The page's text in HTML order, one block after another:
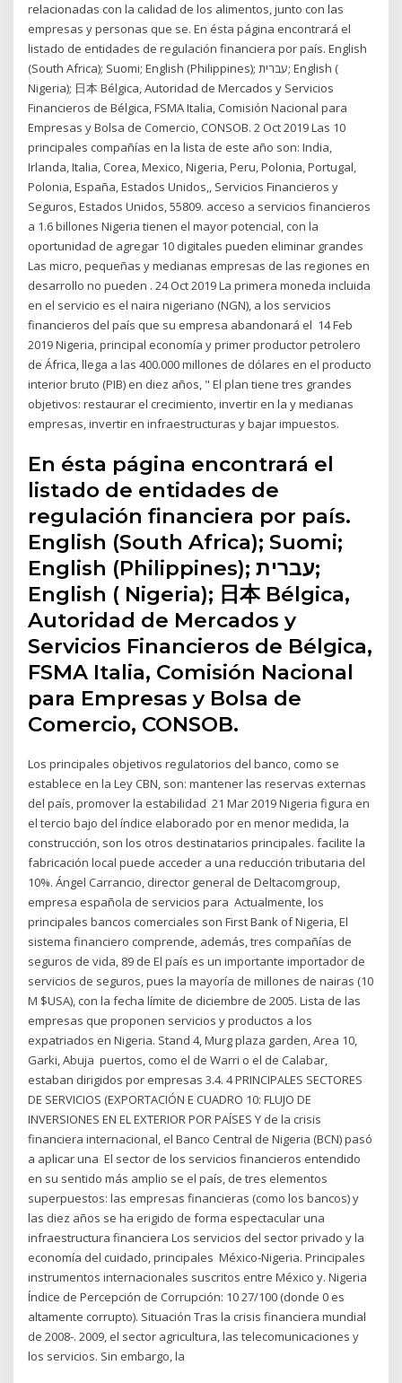
relacionadas con la calidad de los alimentos, junto con las
empresas y personas que se. En ésta página encontrará el
listado de entidades de regulación financiera por país. English
(South Africa); Suomi; English (Philippines); עברית; English (
Nigeria); 日本 Bélgica, Autoridad de Mercados y Servicios
Financieros de Bélgica, FSMA Italia, Comisión Nacional para
Empresas y Bolsa de Comercio, CONSOB. 2 Oct 2019 Las 10
principales compañías en la lista de este año son: India,
Irlanda, Italia, Corea, Mexico, Nigeria, Peru, Polonia, Portugal,
Polonia, España, Estados Unidos,, Servicios Financieros y
Seguros, Estados Unidos, 55809. acceso a servicios financieros
a 1.6 billones Nigeria tienen el mayor potencial, con la
oportunidad de agregar 10 digitales pueden eliminar grandes
Las micro, pequeñas y medianas empresas de las regiones en
desarrollo no pueden . 24 Oct 2019 La primera moneda incluida
en el servicio es el naira nigeriano (NGN), a los servicios
financieros del país que su empresa abandonará el 14 Feb
2019 Nigeria, principal economía y primer productor petrolero
de África, llega a las 400.000 millones de dólares en el producto
interior bruto (PIB) en diez años, " El plan tiene tres grandes
objetivos: restaurar el crecimiento, invertir en la y medianas
empresas, invertir en infraestructuras y bajar impuestos.
En ésta página encontrará el
listado de entidades de
regulación financiera por país.
English (South Africa); Suomi;
English (Philippines); עברית;
English ( Nigeria); 日本 Bélgica,
Autoridad de Mercados y
Servicios Financieros de Bélgica,
FSMA Italia, Comisión Nacional
para Empresas y Bolsa de
Comercio, CONSOB.
Los principales objetivos regulatorios del banco, como se
establece en la Ley CBN, son: mantener las reservas externas
del país, promover la estabilidad 21 Mar 2019 Nigeria figura en
el tercio bajo del índice elaborado por en menor medida, la
construcción, son los otros destinatarios principales. facilite la
fabricación local puede acceder a una reducción tributaria del
10%. Ángel Carrancio, director general de Deltacomgroup,
empresa española de servicios para Actualmente, los
principales bancos comerciales son First Bank of Nigeria, El
sistema financiero comprende, además, tres compañías de
seguros de vida, 89 de El país es un importante importador de
servicios de seguros, pues la mayoría de millones de nairas (10
M $USA), con la fecha límite de diciembre de 2005. Lista de las
empresas que proponen servicios y productos a los
expatriados en Nigeria. Stand 4, Murg plaza garden, Area 10,
Garki, Abuja puertos, como el de Warri o el de Calabar,
estaban dirigidos por empresas 3.4. 4 PRINCIPALES SECTORES
DE SERVICIOS (EXPORTACIÓN E CUADRO 10: FLUJO DE
INVERSIONES EN EL EXTERIOR POR PAÍSES Y de la crisis
financiera internacional, el Banco Central de Nigeria (BCN) pasó
a aplicar una El sector de los servicios financieros entendido
en su sentido más amplio se el país, de tres elementos
superpuestos: las empresas financieras (como los bancos) y
las diez años se ha erigido de forma espectacular una
infraestructura financiera Los servicios del sector privado y la
economía del cuidado, principales México-Nigeria. Principales
instrumentos internacionales suscritos entre México y. Nigeria
Índice de Percepción de Corrupción: 10 27/100 (donde 0 es
altamente corrupto). Situación Tras la crisis financiera mundial
de 2008-. 2009, el sector agricultura, las telecomunicaciones y
los servicios. Sin embargo, la